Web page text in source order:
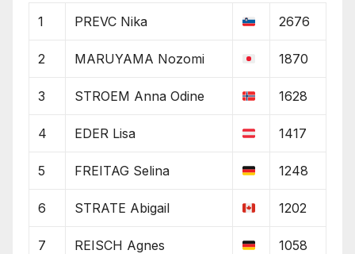
1 PREVC Nika 2676
2 MARUYAMA Nozomi 1870
3 STROEM Anna Odine 1628
4 EDER Lisa 1417
5 FREITAG Selina 1248
6 STRATE Abigail 1202
7 REISCH Agnes 1058